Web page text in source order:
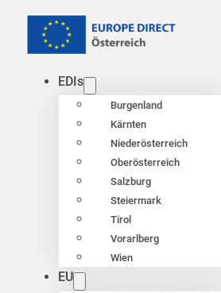
EDIs
Burgenland
Kärnten
Niederösterreich
Oberösterreich
Salzburg
Steiermark
Tirol
Vorarlberg
Wien
EU